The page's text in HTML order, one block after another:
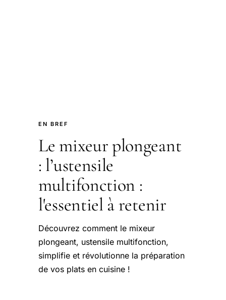
EN BREF
Le mixeur plongeant
: l’ustensile
multifonction :
l'essentiel à retenir
Découvrez comment le mixeur
plongeant, ustensile multifonction,
simplifie et révolutionne la préparation
de vos plats en cuisine !